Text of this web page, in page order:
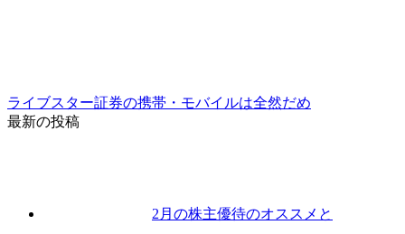
ライブスター証券の携帯・モバイルは全然だめ
最新の投稿
2月の株主優待のオススメと